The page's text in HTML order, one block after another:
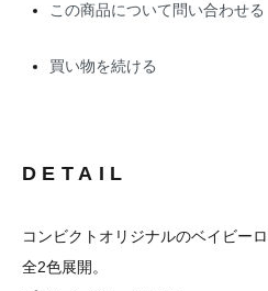
この商品について問い合わせる
買い物を続ける
DETAIL
コンビクトオリジナルのベイビー
全2色展開。